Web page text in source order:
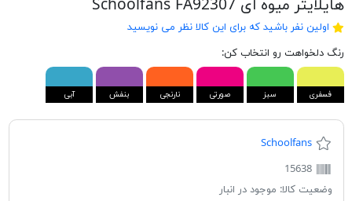
هایلایتر میوه ای Schoolfans FA92307
اولین نفر باشید که برای این کالا نظر می نویسید
رنگ دلخواهت رو انتخاب کن:
فسفری سبز صورتی نارنجی بنفش آبی
Schoolfans
15638
وضعیت کالا: موجود در انبار